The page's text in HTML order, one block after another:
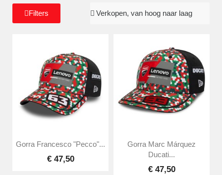
Filters
Gorra Francesco "Pecco"...
€ 47,50
Gorra Marc Márquez
Ducati...
€ 47,50